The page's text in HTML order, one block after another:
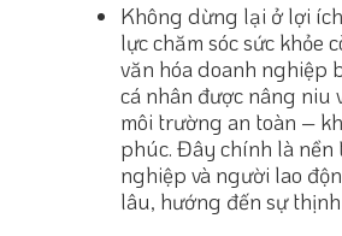
Không dừng lại ở lợi
lực chăm sóc sức khỏe
văn hóa doanh nghiệp
cá nhân được nâng niu
môi trường an toàn –
phúc. Đây chính là nền
nghiệp và người lao
lâu, hướng đến sự